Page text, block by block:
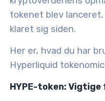
tokenet blev
klaret sig siden.
Her er, hvad du har
Hyperliquid
HYPE-token: